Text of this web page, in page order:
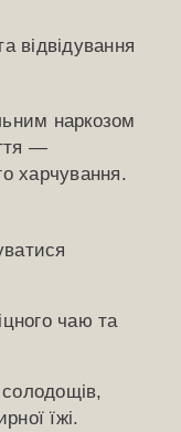
відвідування
наркозом
—
харчування.
чаю та
їжі.